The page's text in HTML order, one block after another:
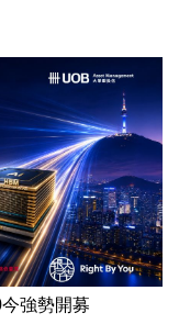
強勢開募